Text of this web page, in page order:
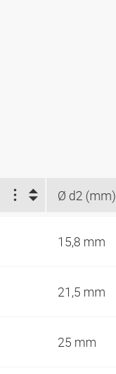
Ø d2 (mm)
15,8 mm
21,5 mm
25 mm